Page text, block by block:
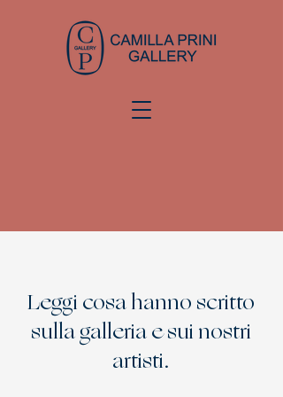
Leggi cosa hanno scritto
sulla galleria e sui nostri
artisti.